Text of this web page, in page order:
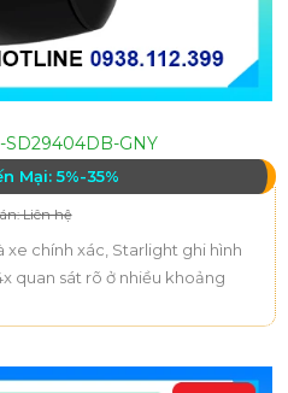
GNY
Mại: 5%-35%
Liên hệ
xe chính xác, Starlight ghi hình
quan sát rõ ở nhiều khoảng